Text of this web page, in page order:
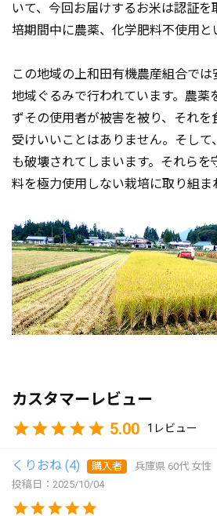
いて、今回お届けするお米は認証を
培期間中に農薬、化学肥料不使用と
この地域の上和田有機農産組合で
地域ぐるみで行われています。農薬
ずその使用者が被害を被り、それを
受けいいことはありません。そし
も破壊されてしまいます。それらを
料を極力使用しない栽培に取り組ま
カスタマーレビュー
5.00
1
くりおね 4 購入者 兵庫県 60代 女性
投稿日
2025/10/04